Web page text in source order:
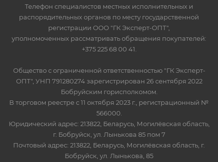
Телефон специалистов местных исполнительных и
распорядительных органов по месту государственной
регистрации ООО "ГК Эксперт-ОПТ",
уполномоченных рассматривать обращения покупателей:
+375 225 68 00 41.
Общество с ограниченной ответственностью "ГК Эксперт-
ОПТ", УНП 791280274 зарегистрирован 26 сентября 2022
Бобруйским горисполкомом.
В торговом реестре с 11 октября 2023 г., регистрационный №
566000.
Юридический адрес: 213822, Беларусь, Могилёвская область,
г. Бобруйск, ул. Лынькова 85 пом 7
Почтовый адрес: 213822, Беларусь, Могилёвская область, г.
Бобруйск, ул. Лынькова, 85